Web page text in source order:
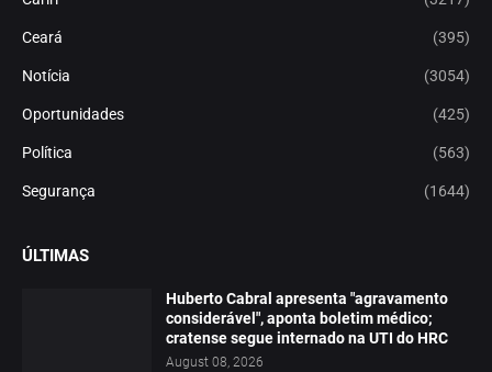
Ceará (395)
Notícia (3054)
Oportunidades (425)
Política (563)
Segurança (1644)
ÚLTIMAS
Huberto Cabral apresenta "agravamento
considerável", aponta boletim médico;
cratense segue internado na UTI do HRC
August 08, 2026